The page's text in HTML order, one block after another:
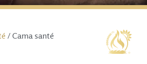
/ Cama santé